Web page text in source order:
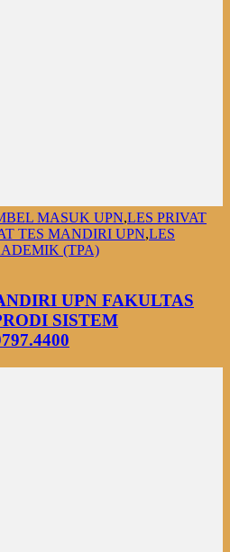
MASUK UPN,LES PRIVAT
TES MANDIRI UPN,LES
(TPA)
UPN FAKULTAS
SISTEM